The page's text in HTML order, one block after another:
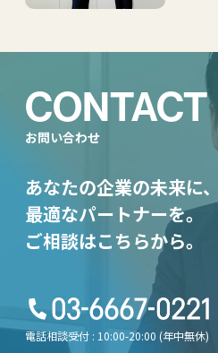
CONTACT
お問い合わせ
あなたの企業の未来に、
最適なパートナーを。
ご相談はこちらから。
電話相談受付 : 10:00-20:00 (年中無休)